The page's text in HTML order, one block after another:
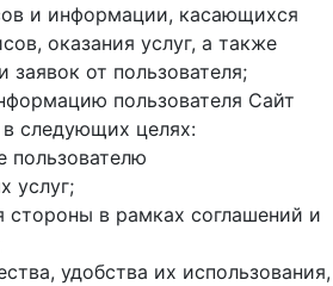
и информации, касающихся
оказания услуг, а также
заявок от пользователя;
пользователя Сайт
следующих целях:
пользователю
услуг;
стороны в рамках соглашений и
удобства их использования,